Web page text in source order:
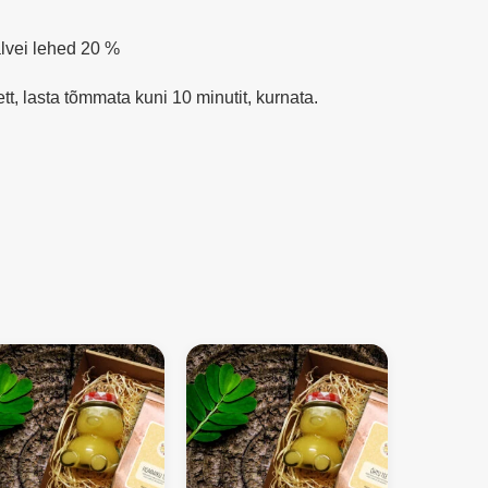
lehed 20 %
lasta tõmmata kuni 10 minutit, kurnata.